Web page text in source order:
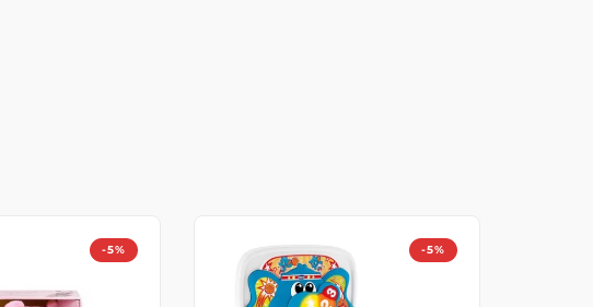
-5% -5%